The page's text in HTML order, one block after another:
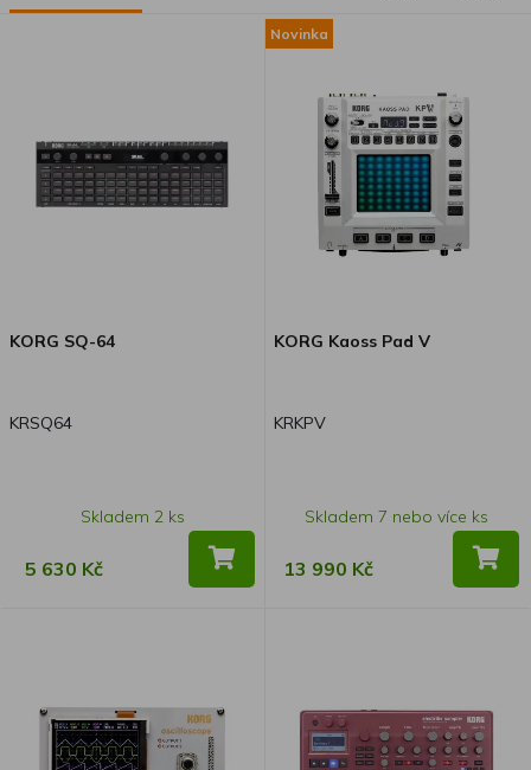
KORG SQ-64
KRSQ64
Skladem 2 ks
5 630 Kč
Novinka
KORG Kaoss Pad V
KRKPV
Skladem 7 nebo více ks
13 990 Kč